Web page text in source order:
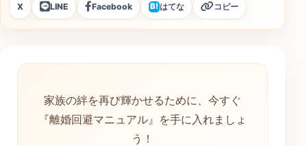
X LINE Facebook B!はてな コピー
家族の絆を再び輝かせるために、今すぐ
『離婚回避マニュアル』を手に入れましょ
う！